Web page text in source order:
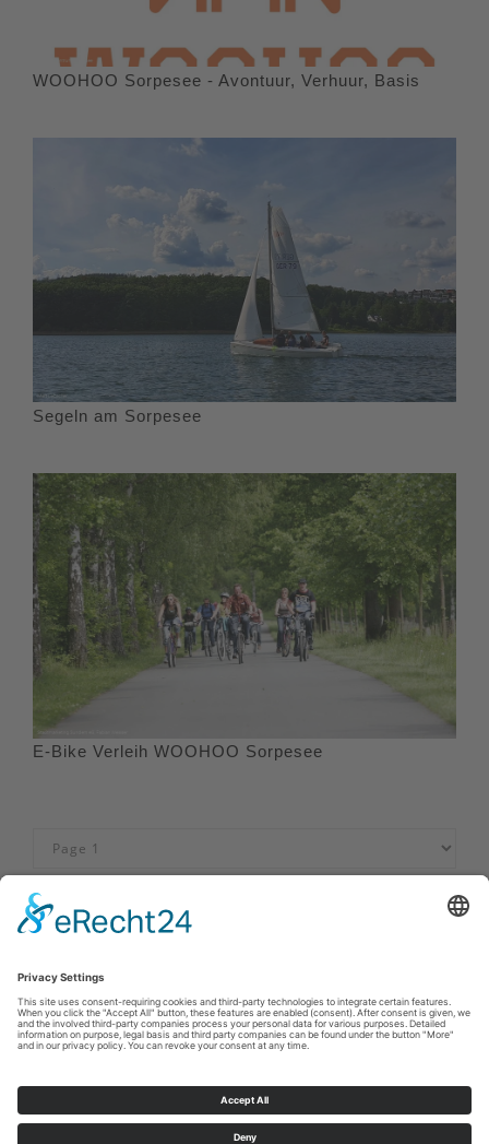
WOOHOO Sorpesee - Avontuur, Verhuur, Basis
Segeln am Sorpesee
E-Bike Verleih WOOHOO Sorpesee
Afdruk|Privacybeleid|Verklaring van toegankelijkheid|Neem
contact met ons op
E: info@sauerland.com